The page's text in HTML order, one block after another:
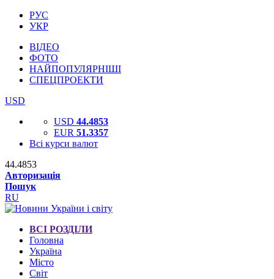
РУС
УКР
ВІДЕО
ФОТО
НАЙПОПУЛЯРНІШІ
СПЕЦПРОЕКТИ
USD
USD 44.4853
EUR 51.3357
Всі курси валют
44.4853
Авторизація
Пошук
RU
ВСІ РОЗДІЛИ
Головна
Україна
Місто
Світ